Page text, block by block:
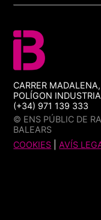
CARRER
POLÍGON
(+34) 971 139 333
© ENS PÚBLIC DE
BALEARS
COOKIES |AVÍS